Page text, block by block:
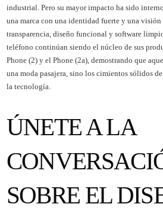
industrial. Pero su mayor impacto ha sido
una marca con una identidad fuerte y una
transparencia, diseño funcional y software
teléfono continúan siendo el núcleo de sus
Phone (2) y el Phone (2a), demostrando que
una moda pasajera, sino los cimientos sólidos
la tecnología.
ÚNETE A LA
SOBRE EL